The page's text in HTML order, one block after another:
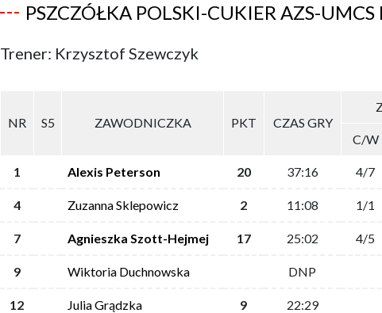
PSZCZÓŁKA POLSKI-CUKIER AZS-
Trener: Krzysztof Szewczyk
NR S5 ZAWODNICZKA PKT CZAS GRY
C/W
1 Alexis Peterson 20 37:16 4/7
4 Zuzanna Sklepowicz 2 11:08 1/1
7 Agnieszka Szott-Hejmej 17 25:02 4/5
9 Wiktoria Duchnowska DNP
12 Julia Grądzka 9 22:29